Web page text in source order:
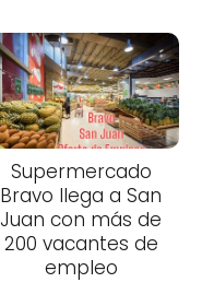
Supermercado
Bravo llega a San
Juan con más de
200 vacantes de
empleo